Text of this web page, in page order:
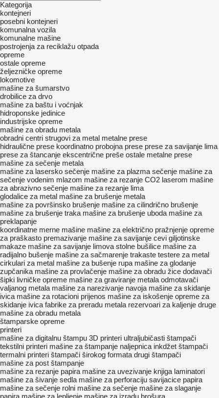
Kategorija
kontejneri
posebni kontejneri
komunalna vozila
komunalne mašine
postrojenja za reciklažu otpada
opreme
ostale opreme
željezničke opreme
lokomotive
mašine za šumarstvo
drobilice za drvo
mašine za baštu i voćnjak
hidroponske jedinice
industrijske opreme
mašine za obradu metala
obradni centri strugovi za metal metalne prese
hidraulične prese koordinatno probojna prese prese za savijanje lima
prese za štancanje ekscentrične preše ostale metalne prese
mašine za sečenje metala
mašine za lasersko sečenje mašine za plazma sečenje mašine za
sečenje vodenim mlazom mašine za rezanje CO2 laserom mašine
za abrazivno sečenje mašine za rezanje lima
glodalice za metal mašine za brušenje metala
mašine za površinsko brušenje mašine za cilindrično brušenje
mašine za brušenje traka mašine za brušenje uboda mašine za
preklapanje
koordinatne merne mašine mašine za električno pražnjenje opreme
za praškasto premazivanje mašine za savijanje cevi giljotinske
makaze mašine za savijanje limova stolne bušilice mašine za
radijalno bušenje mašine za sačmarenje trakaste testere za metal
cirkulari za metal mašine za bušenje rupa mašine za glodanje
zupčanika mašine za provlačenje mašine za obradu žice dodavači
šipki livničke opreme mašine za graviranje metala odmotavači
valjanog metala mašine za narezivanje navoja mašine za skidanje
ivica mašine za rotacioni prijenos mašine za iskošenje opreme za
skidanje ivica fabrike za preradu metala rezervoari za kaljenje druge
mašine za obradu metala
štamparske opreme
printeri
mašine za digitalnu štampu 3D printeri ultraljubičasti štampači
tekstilni printeri mašine za štampanje naljepnica inkdžet štampači
termalni printeri štampači širokog formata drugi štampači
mašine za post štampanje
mašine za rezanje papira mašine za uvezivanje knjiga laminatori
mašine za šivanje sedla mašine za perforaciju savijacice papira
mašine za sečenje rolni mašine za sečenje mašine za slaganje
papira mašine za lepljenje mašine za izradu brošura